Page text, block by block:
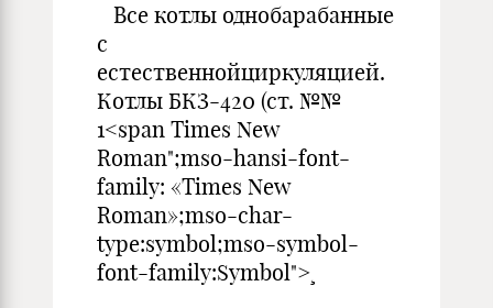
Все котлы однобарабанные
с
естественнойциркуляцией.
Котлы БКЗ-420 (ст. №№
1<span Times New
Roman";mso-hansi-font-
family: «Times New
Roman»;mso-char-
type:symbol;mso-symbol-
font-family:Symbol">¸